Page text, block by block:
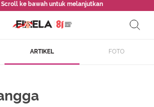
Scroll ke bawah untuk melanjutkan
ARTIKEL FOTO